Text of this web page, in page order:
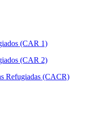
(CAR 1)
(CAR 2)
Refugiadas (CACR)